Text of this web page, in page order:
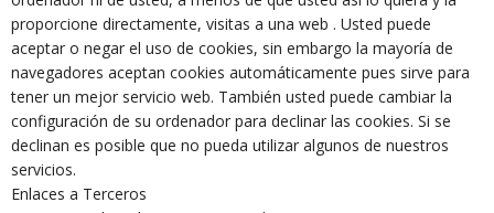
proporcione directamente, visitas a una web . Usted puede
aceptar o negar el uso de cookies, sin embargo la mayoría de
navegadores aceptan cookies automáticamente pues sirve para
tener un mejor servicio web. También usted puede cambiar la
configuración de su ordenador para declinar las cookies. Si se
declinan es posible que no pueda utilizar algunos de nuestros
servicios.
Enlaces a Terceros